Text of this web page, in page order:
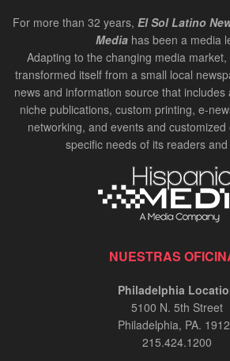
For more than 32 years, El Sol Latino
Media has been a media
Adapting to the changing media
transformed itself from a small local
news and information source that
niche publications, custom printing, e-
networking, and events and
specific needs of its readers
NUESTRAS
Philadelphia
5100 N. 5th Street
Philadelphia, PA.
215.424.1200